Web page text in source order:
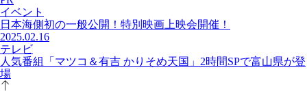
イベント
日本海側初の一般公開！特別映画上映会開催！
2025.02.16
テレビ
人気番組「マツコ＆有吉 かりそめ天国」2時間SPで富山県が登
場